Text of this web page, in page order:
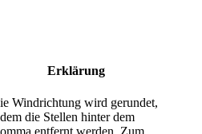
Erklärung
Windrichtung wird gerundet,
die Stellen hinter dem
entfernt werden. Zum